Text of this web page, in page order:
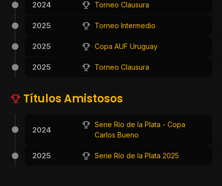
2024 Torneo Clausura
2025 Torneo Intermedio
2025 Copa AUF Uruguay
2025 Torneo Clausura
Títulos Amistosos
2024
Serie Río de la Plata - Copa
Carlos Bueno
2025 Serie Río de la Plata 2025